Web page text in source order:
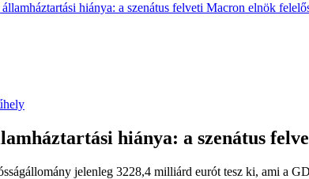
hiánya: a szenátus felveti Macron elnök
hiánya: a szenátus
jelenleg 3228,4 milliárd eurót tesz ki, ami a